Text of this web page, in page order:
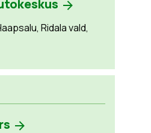
Ridala vald,